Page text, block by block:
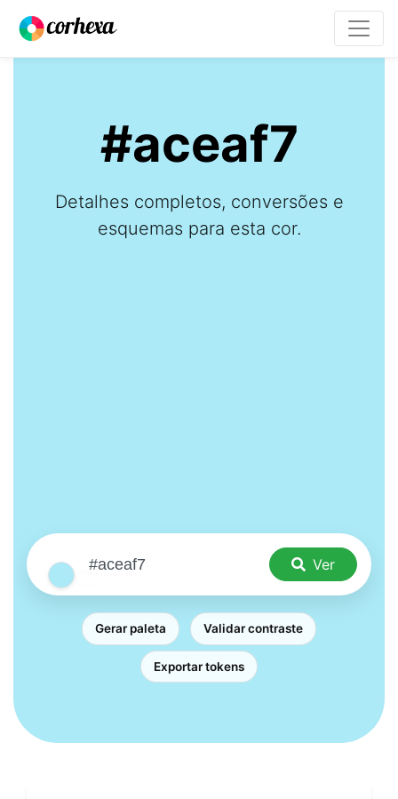
#aceaf7
Detalhes completos, conversões e
esquemas para esta cor.
Ver
Gerar paleta Validar contraste
Exportar tokens